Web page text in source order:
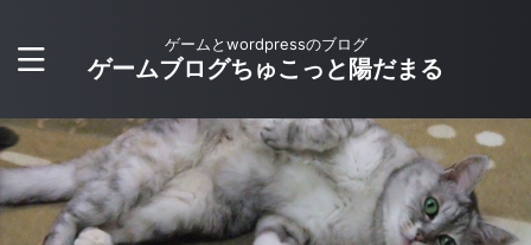
ゲームとwordpressのブログ
ゲームブログちゅこっと陽だまる